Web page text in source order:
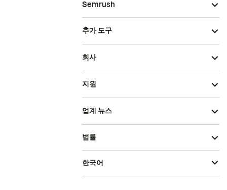
Semrush
추가 도구
회사
지원
업계 뉴스
법률
한국어